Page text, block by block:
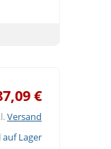
€
Versand
Lager